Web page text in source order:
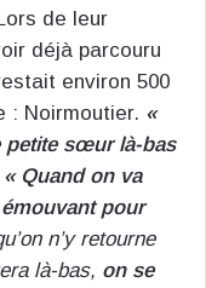
de leur
déjà parcouru
environ 500
: Noirmoutier. «
petite sœur là-bas
« Quand on va
pour
n’y retourne
là-bas, on se